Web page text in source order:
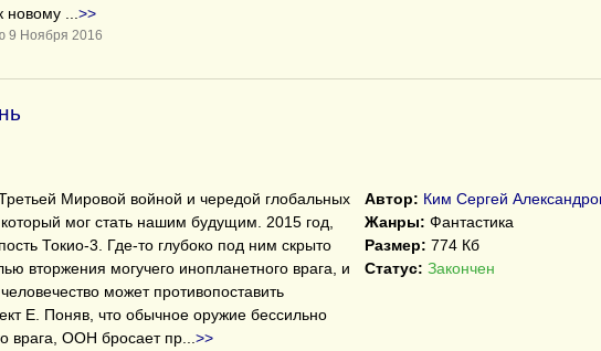
новому
>>
9 Ноября 2016
Мировой войной и чередой глобальных
мог стать нашим будущим. 2015 год,
Токио-3. Где-то глубоко под ним скрыто
вторжения могучего инопланетного врага, и
может противопоставить
Е. Поняв, что обычное оружие бессильно
врага, ООН бросает пр
>>
Автор: Ким Сергей
Жанры: Фантастика
Размер: 774 Кб
Статус: Закончен